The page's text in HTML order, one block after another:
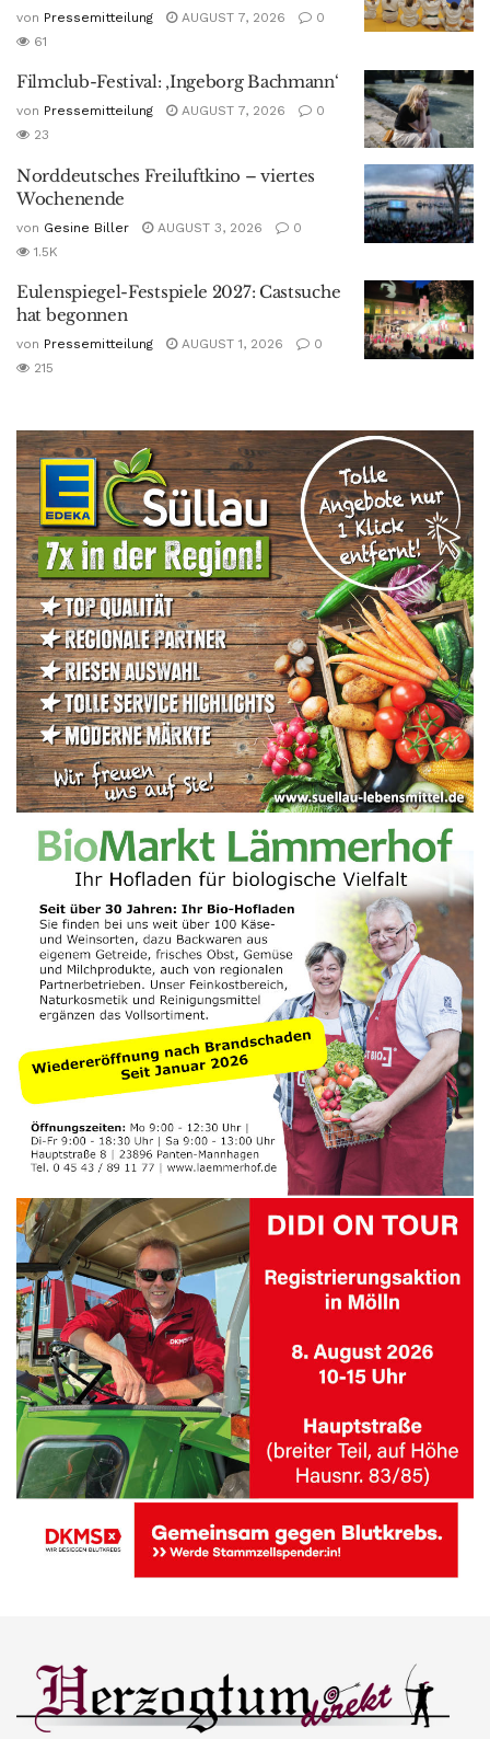
von Pressemitteilung AUGUST 7, 2026
0
61
Filmclub-Festival: ‚Ingeborg Bachmann‘
von Pressemitteilung AUGUST 7, 2026
0
23
Norddeutsches Freiluftkino – viertes
Wochenende
von Gesine Biller AUGUST 3, 2026
0
1.5K
Eulenspiegel-Festspiele 2027: Castsuche
hat begonnen
von Pressemitteilung AUGUST 1, 2026
0
215